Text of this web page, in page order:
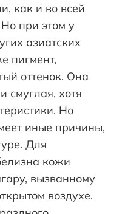
как и во всей
при этом у
азиатских
пигмент,
оттенок. Она
смуглая, хотя
Но
иные причины,
Для
кожи
вызванному
воздухе.